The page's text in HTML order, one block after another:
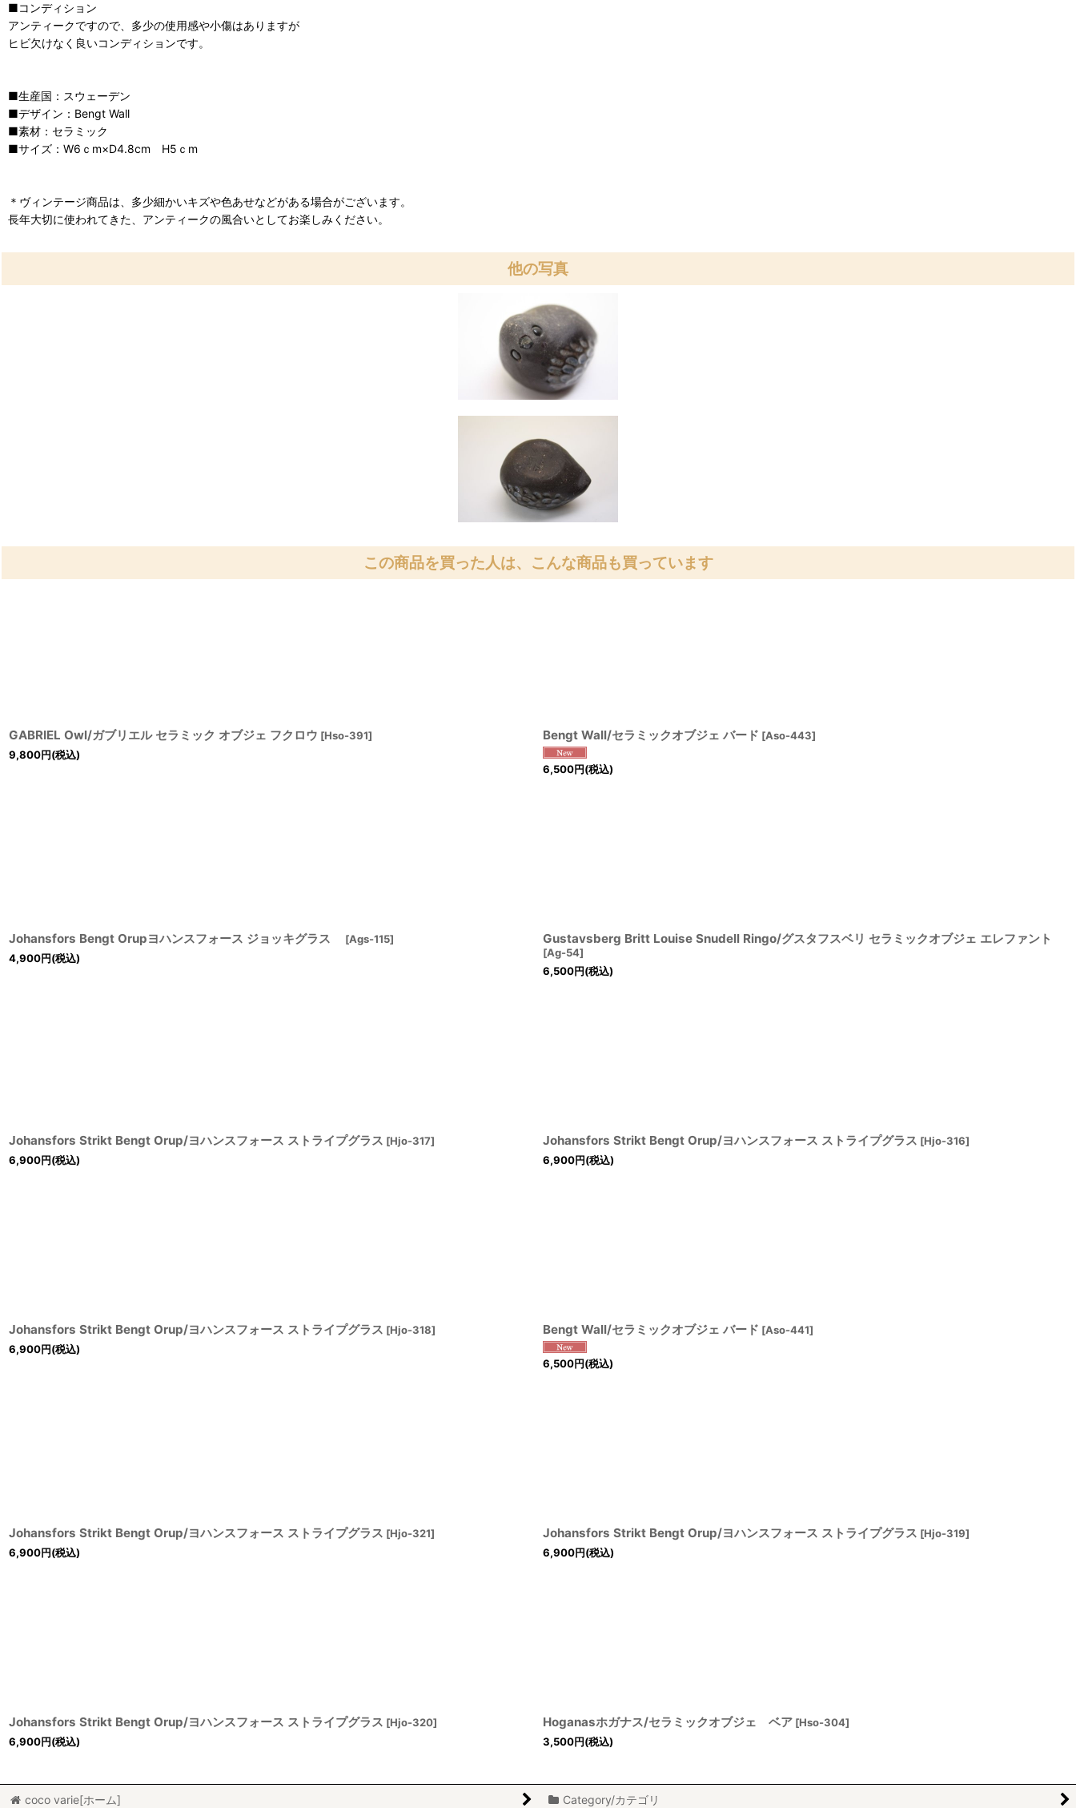
■コンディション
アンティークですので、多少の使用感や小傷はありますが
ヒビ欠けなく良いコンディションです。
■生産国：スウェーデン
■デザイン：Bengt Wall
■素材：セラミック
■サイズ：W6ｃm×D4.8cm H5ｃm
＊ヴィンテージ商品は、多少細かいキズや色あせなどがある場合がございます。
長年大切に使われてきた、アンティークの風合いとしてお楽しみください。
他の写真
この商品を買った人は、こんな商品も買っています
GABRIEL Owl/ガブリエル セラミック オブジェ フクロウ [Hso-391]
9,800円(税込)
Bengt Wall/セラミックオブジェ バード [Aso-443]
6,500円(税込)
Johansfors Bengt Orupヨハンスフォース ジョッキグラス [Ags-115]
4,900円(税込)
Gustavsberg Britt Louise Snudell Ringo/グスタフスベリ セラミックオブジェ エレファント
[Ag-54]
6,500円(税込)
Johansfors Strikt Bengt Orup/ヨハンスフォース ストライプグラス [Hjo-317]
6,900円(税込)
Johansfors Strikt Bengt Orup/ヨハンスフォース ストライプグラス [Hjo-316]
6,900円(税込)
Johansfors Strikt Bengt Orup/ヨハンスフォース ストライプグラス [Hjo-318]
6,900円(税込)
Bengt Wall/セラミックオブジェ バード [Aso-441]
6,500円(税込)
Johansfors Strikt Bengt Orup/ヨハンスフォース ストライプグラス [Hjo-321]
6,900円(税込)
Johansfors Strikt Bengt Orup/ヨハンスフォース ストライプグラス [Hjo-319]
6,900円(税込)
Johansfors Strikt Bengt Orup/ヨハンスフォース ストライプグラス [Hjo-320]
6,900円(税込)
Hoganasホガナス/セラミックオブジェ ベア [Hso-304]
3,500円(税込)
coco varie[ホーム] Category/カテゴリ